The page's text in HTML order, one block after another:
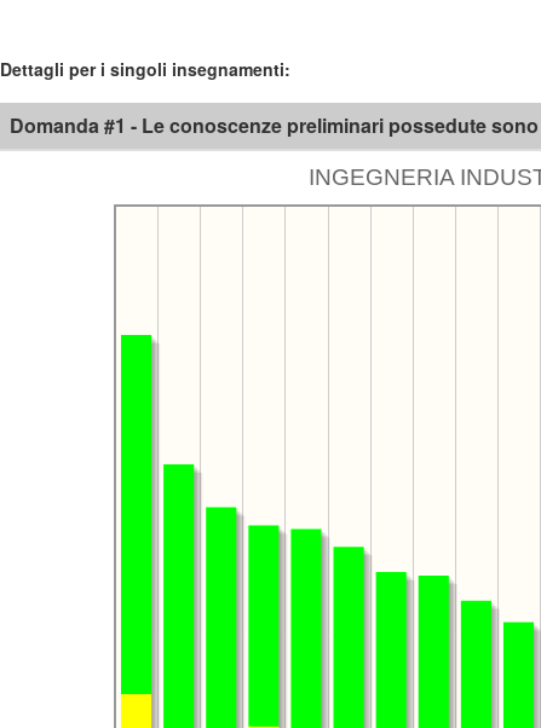
Dettagli per i singoli insegnamenti:
Domanda #1 - Le conoscenze preliminari possedute
INGEGNERIA